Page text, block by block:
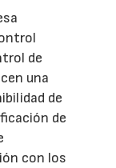
de
una
de
de
con los